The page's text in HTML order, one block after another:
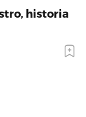
historia